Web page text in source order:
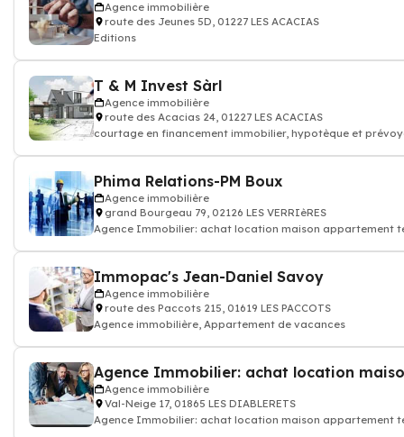
Agence immobilière
route des Jeunes 5D, 01227 LES ACACIAS
Editions
T & M Invest Sàrl
Agence immobilière
route des Acacias 24, 01227 LES ACACIAS
courtage en financement immobilier, hypotèque et
Phima Relations-PM Boux
Agence immobilière
grand Bourgeau 79, 02126 LES VERRIèRES
Agence Immobilier: achat location maison appartement
Immopac's Jean-Daniel Savoy
Agence immobilière
route des Paccots 215, 01619 LES PACCOTS
Agence immobilière, Appartement de vacances
Agence immobilière
Val-Neige 17, 01865 LES DIABLERETS
Agence Immobilier: achat location maison appartement